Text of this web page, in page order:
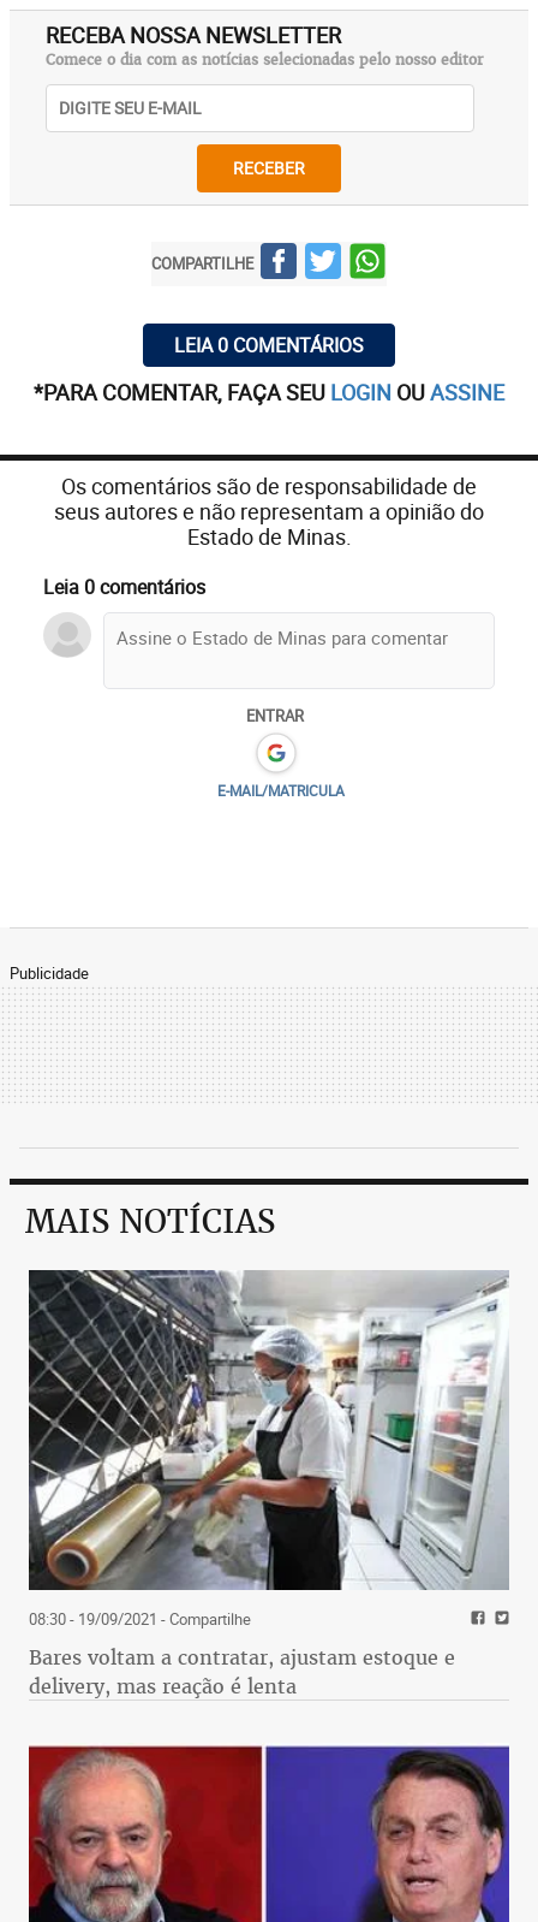
RECEBA NOSSA NEWSLETTER
Comece o dia com as notícias selecionadas pelo nosso editor
RECEBER
COMPARTILHE
LEIA 0 COMENTÁRIOS
*PARA COMENTAR, FAÇA SEU LOGIN OUASSINE
Os comentários são de responsabilidade de
seus autores e não representam a opinião do
Estado de Minas.
Leia 0 comentários
ENTRAR
E-MAIL/MATRICULA
Publicidade
MAIS NOTÍCIAS
08:30 - 19/09/2021 - Compartilhe
Bares voltam a contratar, ajustam estoque e
delivery, mas reação é lenta